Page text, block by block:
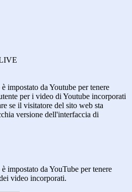
impostato da Youtube per tenere
per i video di Youtube incorporati
se il visitatore del sito web sta
versione dell'interfaccia di
impostato da YouTube per tenere
video incorporati.